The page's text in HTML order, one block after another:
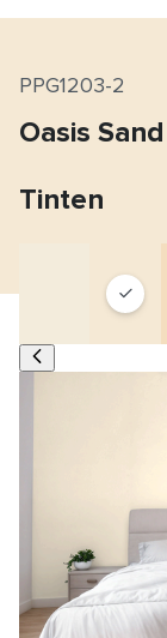
PPG1203-2
Oasis Sand
Tinten